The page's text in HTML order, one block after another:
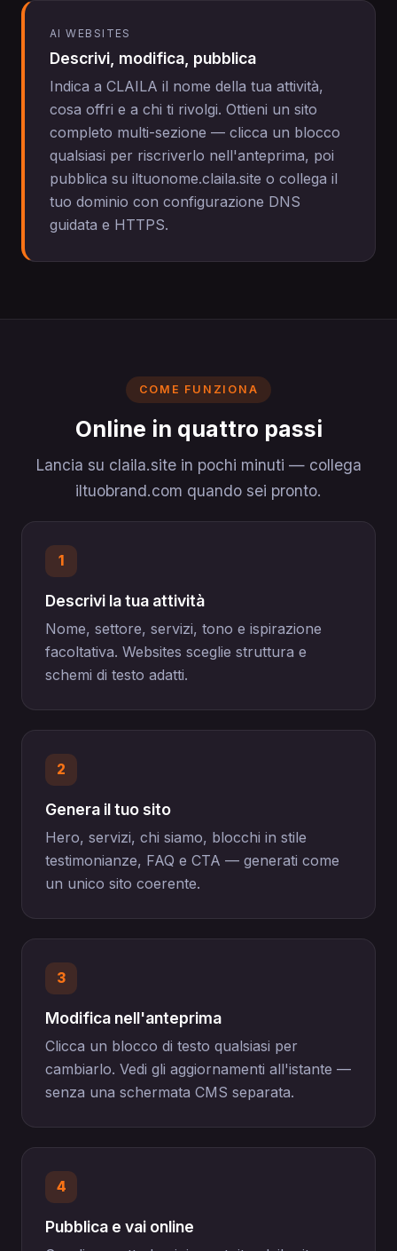
AI WEBSITES
Descrivi, modifica, pubblica
Indica a CLAILA il nome della tua attività,
cosa offri e a chi ti rivolgi. Ottieni un sito
completo multi-sezione — clicca un blocco
qualsiasi per riscriverlo nell'anteprima, poi
pubblica su iltuonome.claila.site o collega il
tuo dominio con configurazione DNS
guidata e HTTPS.
COME FUNZIONA
Online in quattro passi
Lancia su claila.site in pochi minuti — collega
iltuobrand.com quando sei pronto.
1
Descrivi la tua attività
Nome, settore, servizi, tono e ispirazione
facoltativa. Websites sceglie struttura e
schemi di testo adatti.
2
Genera il tuo sito
Hero, servizi, chi siamo, blocchi in stile
testimonianze, FAQ e CTA — generati come
un unico sito coerente.
3
Modifica nell'anteprima
Clicca un blocco di testo qualsiasi per
cambiarlo. Vedi gli aggiornamenti all'istante —
senza una schermata CMS separata.
4
Pubblica e vai online